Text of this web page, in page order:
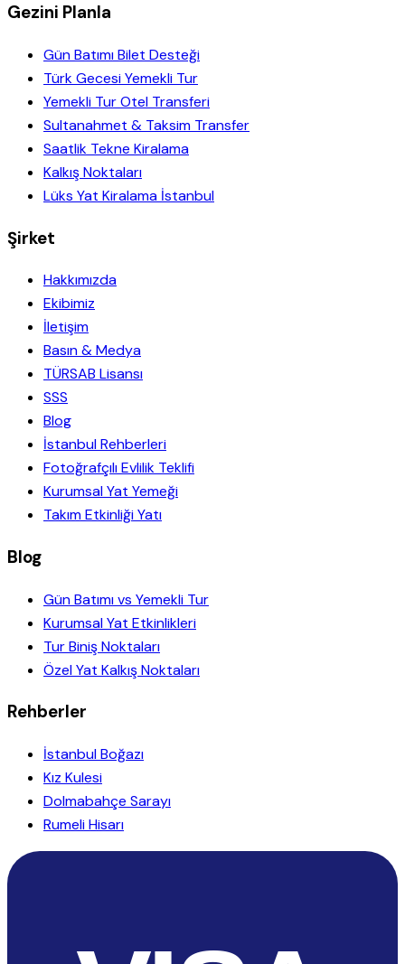
Gezini Planla
Gün Batımı Bilet Desteği
Türk Gecesi Yemekli Tur
Yemekli Tur Otel Transferi
Sultanahmet & Taksim Transfer
Saatlik Tekne Kiralama
Kalkış Noktaları
Lüks Yat Kiralama İstanbul
Şirket
Hakkımızda
Ekibimiz
İletişim
Basın & Medya
TÜRSAB Lisansı
SSS
Blog
İstanbul Rehberleri
Fotoğrafçılı Evlilik Teklifi
Kurumsal Yat Yemeği
Takım Etkinliği Yatı
Blog
Gün Batımı vs Yemekli Tur
Kurumsal Yat Etkinlikleri
Tur Biniş Noktaları
Özel Yat Kalkış Noktaları
Rehberler
İstanbul Boğazı
Kız Kulesi
Dolmabahçe Sarayı
Rumeli Hisarı